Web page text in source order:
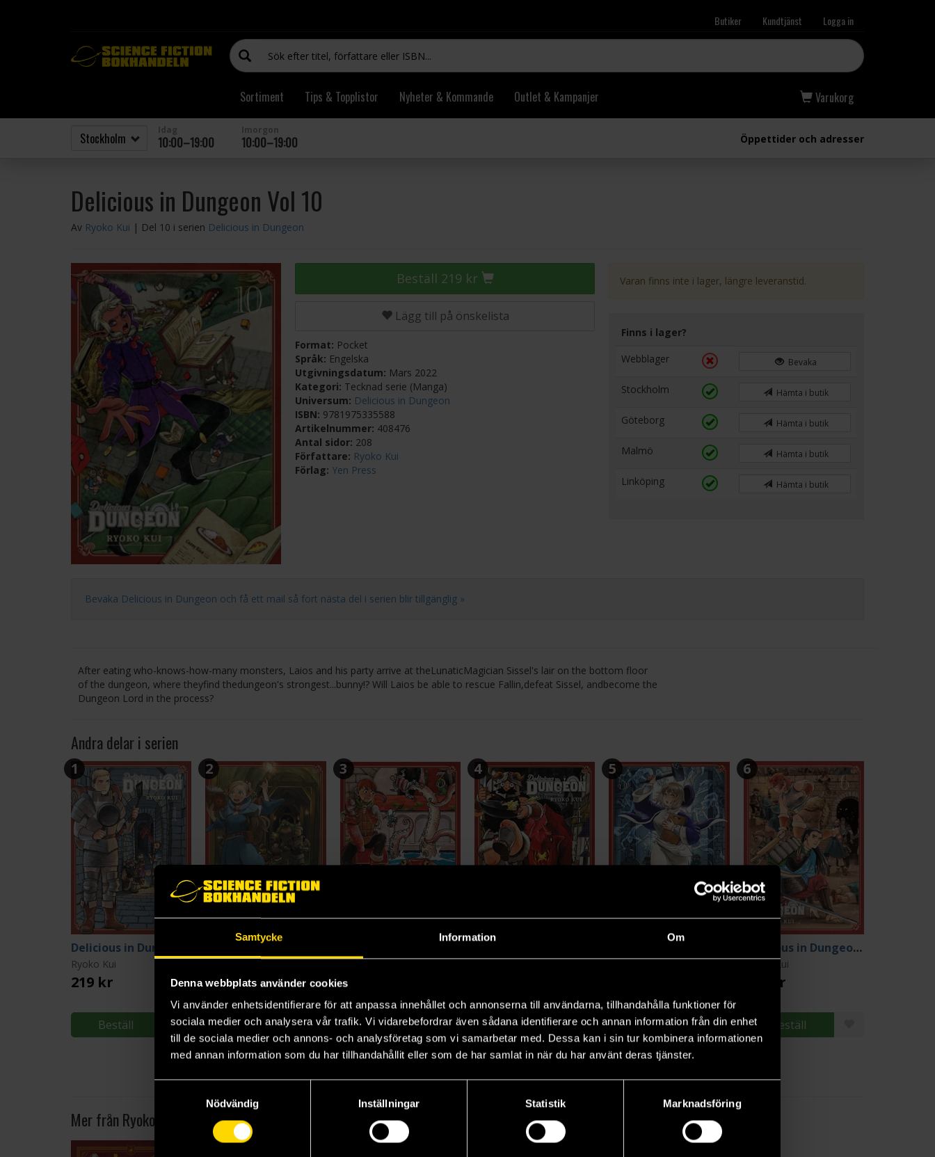
Samtycke Information Om
Denna webbplats använder cookies
Vi använder enhetsidentifierare för att anpassa innehållet och annonserna till användarna, tillhandahålla funktioner för
sociala medier och analysera vår trafik. Vi vidarebefordrar även sådana identifierare och annan information från din enhet
till de sociala medier och annons- och analysföretag som vi samarbetar med. Dessa kan i sin tur kombinera informationen
med annan information som du har tillhandahållit eller som de har samlat in när du har använt deras tjänster.
Nödvändig
Inställningar Statistik Marknadsföring
Butiker Kundtjänst Logga in
Sortiment Tips & Topplistor Nyheter & Kommande Outlet & Kampanjer Varukorg
10:00–19:00 10:00–19:00 Öppettider och adresser
Delicious in Dungeon Vol 10
Av Ryoko Kui | Del 10 i serien Delicious in Dungeon
Beställ 219 kr
Lägg till på önskelista
Format: Pocket
Språk: Engelska
Utgivningsdatum: Mars 2022
Kategori: Tecknad serie (Manga)
Universum: Delicious in Dungeon
ISBN: 9781975335588
Artikelnummer: 408476
Antal sidor: 208
Författare: Ryoko Kui
Förlag: Yen Press
Varan finns inte i lager, längre leveranstid.
Finns i lager?
Webblager
Bevaka
Stockholm Hämta i butik
Göteborg Hämta i butik
Malmö Hämta i butik
Linköping Hämta i butik
Bevaka Delicious in Dungeon och få ett mail så fort nästa del i serien blir tillgänglig »
After eating who-knows-how-many monsters, Laios and his party arrive at theLunaticMagician Sissel's lair on the bottom floor
of the dungeon, where theyfind thedungeon's strongest...bunny!? Will Laios be able to rescue Fallin,defeat Sissel, andbecome the
Dungeon Lord in the process?
Andra delar i serien
1
Ryoko Kui
219 kr
Beställ
2
219 kr
Längre leveranstid
Beställ
3
Ryoko Kui
219 kr
Beställ
4
Ryoko Kui
Beställ
5
Ryoko Kui
Beställ
6
Delicious in Dungeon Vol 6
Ryoko Kui
219 kr
Beställ
Mer från Ryoko Kui